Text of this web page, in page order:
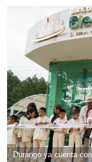
Durango ya cuenta